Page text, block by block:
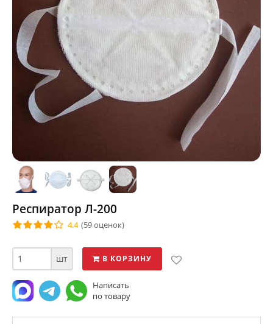
Респиратор Л-200
4.4 (59 оценок)
шт В КОРЗИНУ
Написать
по товару